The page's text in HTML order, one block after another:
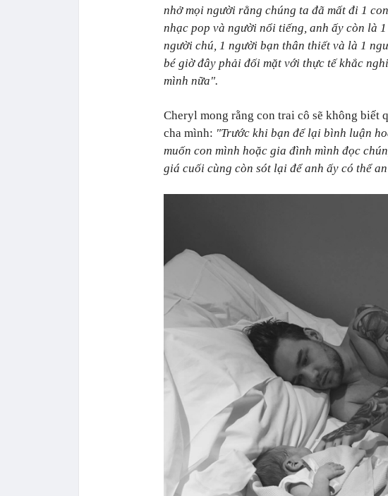
nhở mọi người rằng chúng ta đã mất đi 1
nhạc pop và người nổi tiếng, anh ấy còn là
người chú, 1 người bạn thân thiết và là 1
bé giờ đây phải đối mặt với thực tế khắc
mình nữa".
Cheryl mong rằng con trai cô sẽ không biết
cha mình: "Trước khi bạn để lại bình luận
muốn con mình hoặc gia đình mình đọc
giá cuối cùng còn sót lại để anh ấy có thể